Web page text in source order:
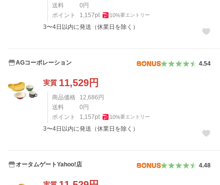
送料
0 円
ポイント
1,157pt 10%要エントリー
3〜4日以内に発送（休業日を除く）
AGコーポレーション 4.54
実質 11,529円
商品価格 12,686 円
送料
0 円
ポイント
1,157pt 10%要エントリー
3〜4日以内に発送（休業日を除く）
オータムゲートYahoo!店 4.48